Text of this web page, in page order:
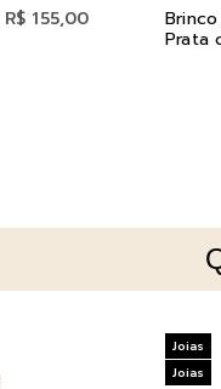
R$ 155,00
Prata
Joias
Joias